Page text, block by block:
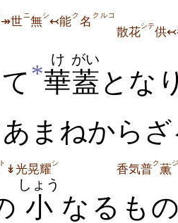
↠世 ニ無シ↢能ク名 クルコ
散花シテ供↢
*華
け
蓋
がい
とな
あまねから
↡光晃耀シ 香気普ク薫
小
しょう
なるも